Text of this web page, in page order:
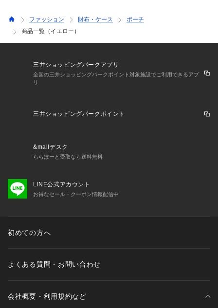
ファッション 財布・ケース
ポーチ
商品一覧（イエロー）
三井ショッピングパークアプリ
全国の三井ショッピングパークポイント対象施設でご利用できるアプ
リ
三井ショッピングパークポイント
&mallデスク
ららぽーと受取なら送料無料
LINE公式アカウント
お得なセール・クーポン情報配信中
初めての方へ
よくある質問・お問い合わせ
会社概要・利用規約など